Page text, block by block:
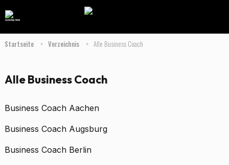
Startseite > Verzeichnis > Alle Business Coach
Alle Business Coach
Business Coach Aachen
Business Coach Augsburg
Business Coach Berlin